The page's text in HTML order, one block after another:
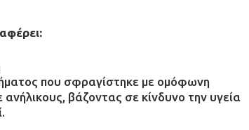
που σφραγίστηκε με ομόφωνη
βάζοντας σε κίνδυνο την υγεία